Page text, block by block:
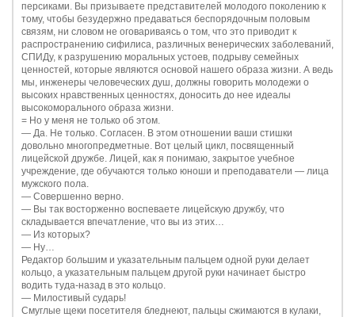
персиками. Вы призываете представителей молодого поколению к
тому, чтобы безудержно предаваться беспорядочным половым
связям, ни словом не оговариваясь о том, что это приводит к
распространению сифилиса, различных венерических заболеваний,
СПИДу, к разрушению моральных устоев, подрыву семейных
ценностей, которые являются основой нашего образа жизни. А ведь
мы, инженеры человеческих душ, должны говорить молодежи о
высоких нравственных ценностях, доносить до нее идеалы
высокоморального образа жизни.
= Но у меня не только об этом.
— Да. Не только. Согласен. В этом отношении ваши стишки
довольно многопредметные. Вот целый цикл, посвященный
лицейской дружбе. Лицей, как я понимаю, закрытое учебное
учреждение, где обучаются только юноши и преподаватели — лица
мужского пола.
— Совершенно верно.
— Вы так восторженно воспеваете лицейскую дружбу, что
складывается впечатление, что вы из этих…
— Из которых?
— Ну…
Редактор большим и указательным пальцем одной руки делает
кольцо, а указательным пальцем другой руки начинает быстро
водить туда-назад в это кольцо.
— Милостивый сударь!
Смуглые щеки посетителя бледнеют, пальцы сжимаются в кулаки,